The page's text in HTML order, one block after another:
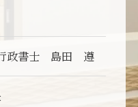
行政書士 島田 遵